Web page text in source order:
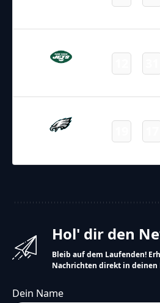
Hol' dir den
Bleib auf dem Laufenden!
Nachrichten direkt in deinen
Dein Name